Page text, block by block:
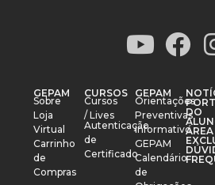
GEPAM
Sobre
Loja
Virtual
Carrinho
de
Compras
CURSOS
Cursos
/ Lives
Autenticação
de
Certificado
GEPAM
Orientações
Preventivas
Informativo
GEPAM
Calendário
de
DO
ÁREA